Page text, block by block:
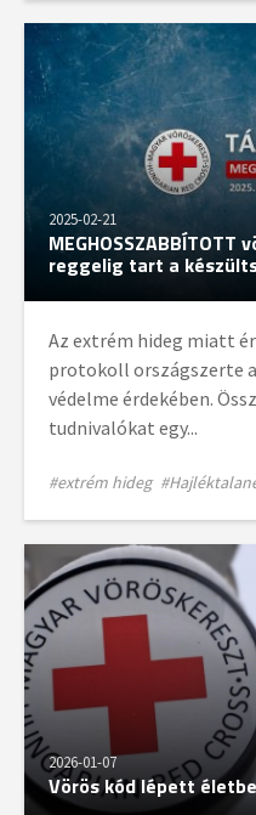
2025-02-21
reggelig tart a
Az extrém hideg miatt
protokoll országszerte
védelme érdekében.
tudnivalókat egy...
#extrém hideg
2026-01-07
Vörös kód lépett